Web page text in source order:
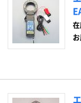
在